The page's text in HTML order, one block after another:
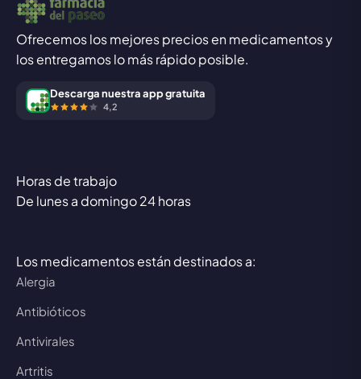
Ofrecemos los mejores precios en medicamentos y
los entregamos lo más rápido posible.
Descarga nuestra app gratuita
4,2
Horas de trabajo
De lunes a domingo 24 horas
Los medicamentos están destinados a:
Alergia
Antibióticos
Antivirales
Artritis